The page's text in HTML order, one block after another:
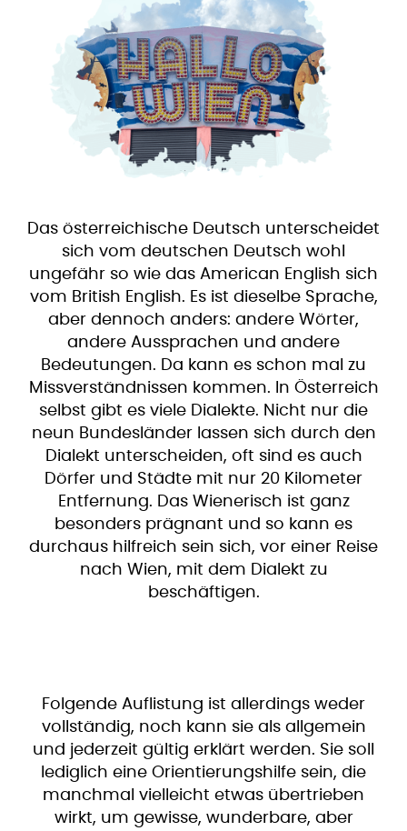
Das österreichische Deutsch unterscheidet
sich vom deutschen Deutsch wohl
ungefähr so wie das American English sich
vom British English. Es ist dieselbe Sprache,
aber dennoch anders: andere Wörter,
andere Aussprachen und andere
Bedeutungen. Da kann es schon mal zu
Missverständnissen kommen. In Österreich
selbst gibt es viele Dialekte. Nicht nur die
neun Bundesländer lassen sich durch den
Dialekt unterscheiden, oft sind es auch
Dörfer und Städte mit nur 20 Kilometer
Entfernung. Das Wienerisch ist ganz
besonders prägnant und so kann es
durchaus hilfreich sein sich, vor einer Reise
nach Wien, mit dem Dialekt zu
beschäftigen.
Folgende Auflistung ist allerdings weder
vollständig, noch kann sie als allgemein
und jederzeit gültig erklärt werden. Sie soll
lediglich eine Orientierungshilfe sein, die
manchmal vielleicht etwas übertrieben
wirkt, um gewisse, wunderbare, aber